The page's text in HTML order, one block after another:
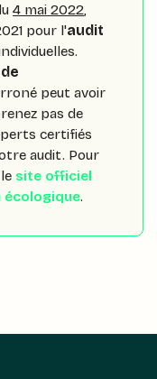
4 mai 2022
pour l'audit
peut avoir
pas de
certifiés
audit. Pour
site officiel
écologique.